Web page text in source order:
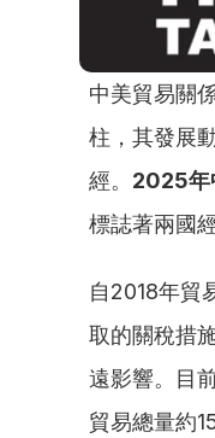
中美貿易關
柱，其發展
經。 2025年
標誌著兩國
自2018年貿
取的關稅措
遠影響。目
貿易總量約